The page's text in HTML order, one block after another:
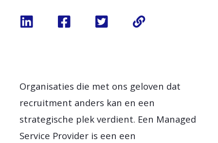
Organisaties die met ons geloven dat
recruitment anders kan en een
strategische plek verdient. Een Managed
Service Provider is een een